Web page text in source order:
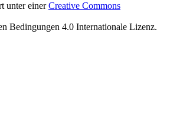
unter einerCreative Commons
Bedingungen 4.0 Internationale Lizenz.